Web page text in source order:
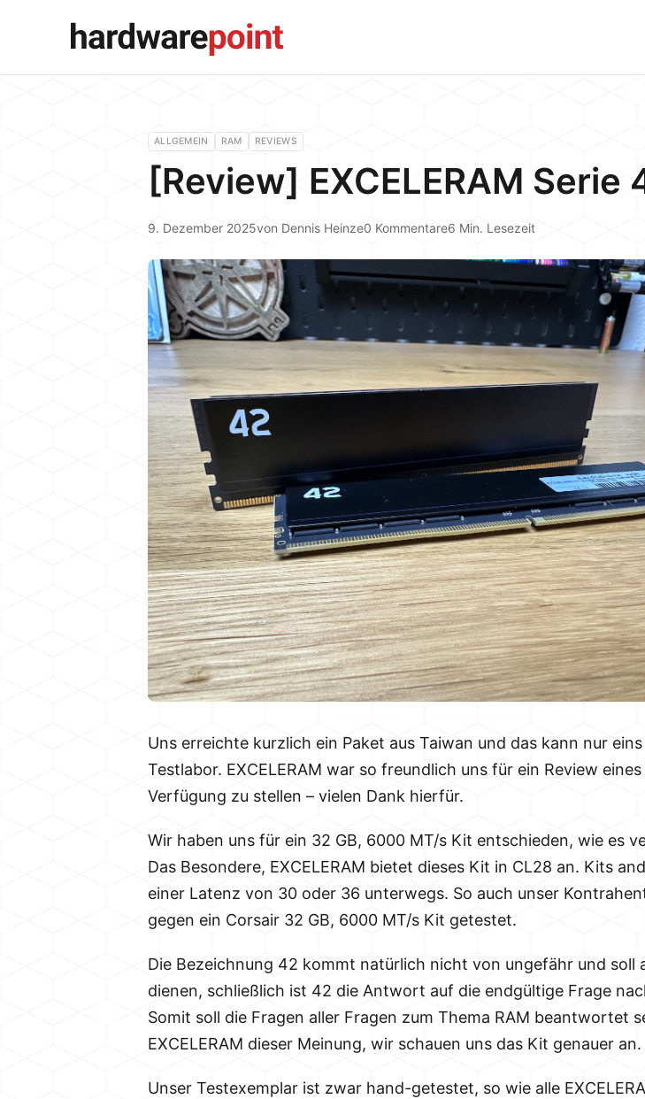
ALLGEMEIN RAM REVIEWS
[Review] EXCELERAM Serie
9. Dezember 2025von Dennis Heinze0 Kommentare6 Min. Lesezeit
Uns erreichte kurzlich ein Paket aus Taiwan und das kann nur
Testlabor. EXCELERAM war so freundlich uns für ein Review
Verfügung zu stellen – vielen Dank hierfür.
Wir haben uns für ein 32 GB, 6000 MT/s Kit entschieden, wie es
Das Besondere, EXCELERAM bietet dieses Kit in CL28 an. Kits
einer Latenz von 30 oder 36 unterwegs. So auch unser
gegen ein Corsair 32 GB, 6000 MT/s Kit getestet.
Die Bezeichnung 42 kommt natürlich nicht von ungefähr und soll
dienen, schließlich ist 42 die Antwort auf die endgültige Frage
Somit soll die Fragen aller Fragen zum Thema RAM beantwortet
EXCELERAM dieser Meinung, wir schauen uns das Kit genauer an.
Unser Testexemplar ist zwar hand-getestet, so wie alle